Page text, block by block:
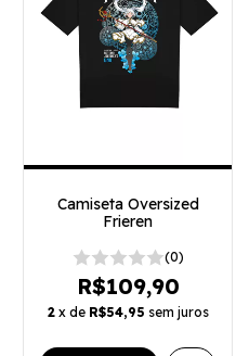
Camiseta Oversized
Frieren
(0)
R$109,90
2 x de R$54,95 sem juros